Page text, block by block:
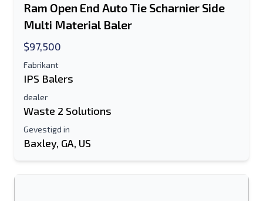
Ram Open End Auto Tie Scharnier Side
Multi Material Baler
$97,500
Fabrikant
IPS Balers
dealer
Waste 2 Solutions
Gevestigd in
Baxley, GA, US